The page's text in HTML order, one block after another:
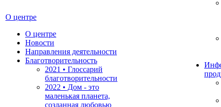
О центре
О центре
Новости
Направления деятельности
Благотворительность
2021 • Глоссарий
благотворительности
2022 • Дом - это
маленькая планета,
созданная любовью